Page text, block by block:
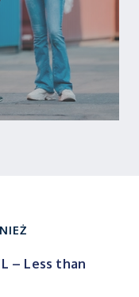
– Less than